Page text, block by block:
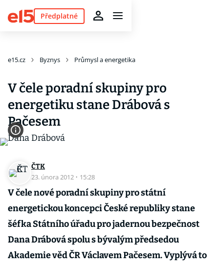
Předplatné
e15.cz Byznys Průmysl a energetika
V čele poradní skupiny pro
energetiku stane Drábová s
Pačesem
ČTK
23. února 2012 · 15:28
V čele nové poradní skupiny pro státní
energetickou koncepci České republiky stane
šéfka Státního úřadu pro jadernou bezpečnost
Dana Drábová spolu s bývalým předsedou
Akademie věd ČR Václavem Pačesem. Vyplývá to